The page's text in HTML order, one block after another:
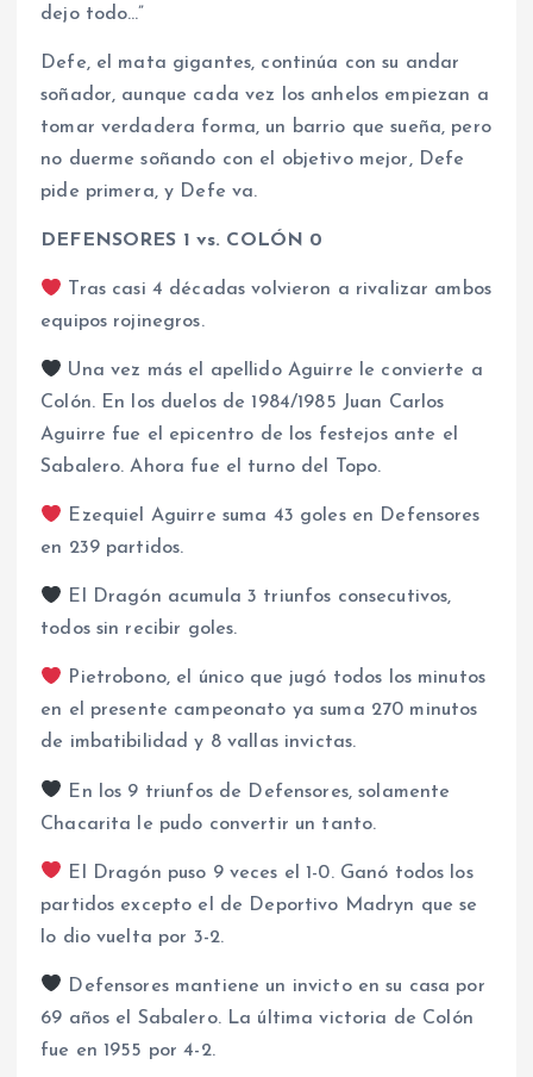
dejo todo…”
Defe, el mata gigantes, continúa con su andar
soñador, aunque cada vez los anhelos empiezan a
tomar verdadera forma, un barrio que sueña, pero
no duerme soñando con el objetivo mejor, Defe
pide primera, y Defe va.
DEFENSORES 1 vs. COLÓN 0
Tras casi 4 décadas volvieron a rivalizar ambos
equipos rojinegros.
Una vez más el apellido Aguirre le convierte a
Colón. En los duelos de 1984/1985 Juan Carlos
Aguirre fue el epicentro de los festejos ante el
Sabalero. Ahora fue el turno del Topo.
Ezequiel Aguirre suma 43 goles en Defensores
en 239 partidos.
El Dragón acumula 3 triunfos consecutivos,
todos sin recibir goles.
Pietrobono, el único que jugó todos los minutos
en el presente campeonato ya suma 270 minutos
de imbatibilidad y 8 vallas invictas.
En los 9 triunfos de Defensores, solamente
Chacarita le pudo convertir un tanto.
El Dragón puso 9 veces el 1-0. Ganó todos los
partidos excepto el de Deportivo Madryn que se
lo dio vuelta por 3-2.
Defensores mantiene un invicto en su casa por
69 años el Sabalero. La última victoria de Colón
fue en 1955 por 4-2.